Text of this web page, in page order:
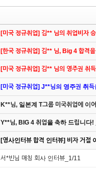
[미국 정규취업] 김** 님의 취업비자
[한국 정규취업] 김** 님, Big 4 합격
[미국 정규취업] 김** 님의 영주권 취
[미국 정규취업] J**님의 영주권 취
K**님, 일본계 T그룹 미국취업에 이
Y**님, BIG 4 취업을 축하 드립니다!
[영사인터뷰 합격 인터뷰] 비자 거절
서*빈님 매칭 회사 인터뷰_1/11